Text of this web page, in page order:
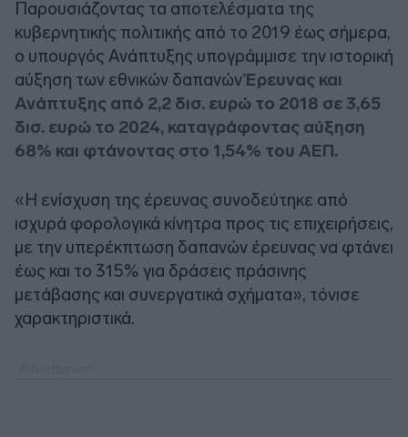
Παρουσιάζοντας τα αποτελέσματα της
κυβερνητικής πολιτικής από το 2019 έως σήμερα,
ο υπουργός Ανάπτυξης υπογράμμισε την ιστορική
αύξηση των εθνικών δαπανώνΈρευνας και
Ανάπτυξης από 2,2 δισ. ευρώ το 2018 σε 3,65
δισ. ευρώ το 2024, καταγράφοντας αύξηση
68% και φτάνοντας στο 1,54% του ΑΕΠ.
«Η ενίσχυση της έρευνας συνοδεύτηκε από
ισχυρά φορολογικά κίνητρα προς τις επιχειρήσεις,
με την υπερέκπτωση δαπανών έρευνας να φτάνει
έως και το 315% για δράσεις πράσινης
μετάβασης και συνεργατικά σχήματα», τόνισε
χαρακτηριστικά.